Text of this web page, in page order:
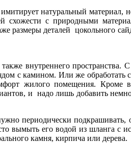
натуральный
схожести с природными
размеры деталей цокольного
внутреннего пространства.
с камином. Или же обработать
жилого помещения. Кроме
и надо лишь добавить
периодически подкрашивать,
вымыть его водой из шланга с
камня, кирпича или дерева.